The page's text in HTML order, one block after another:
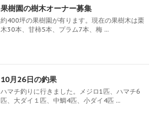
果樹園の樹木オーナー募集
約400坪の果樹園が有ります。現在の果樹木は栗
木30本、甘柿5本、プラム7本、梅 ...
10月26日の釣果
ハマチ釣りに行きました。メジロ1匹、ハマチ6
匹、大ダイ１匹、中鯛4匹、小ダイ4匹 ...